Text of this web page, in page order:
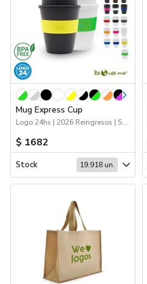
Mug Express Cup
Logo 24hs | 2026 Reingresos | Sustentables | Drinkware | 2026 Minería
$ 1682
Stock 19.918 un.